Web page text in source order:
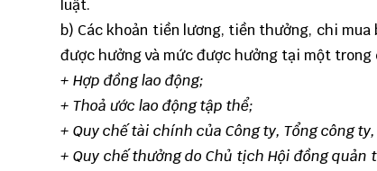
luật.
b) Các khoản tiền lương, tiền thưởng, chi
được hưởng và mức được hưởng tại một trong
+ Hợp đồng lao động;
+ Thoả ước lao động tập thể;
+ Quy chế tài chính của Công ty, Tổng công
+ Quy chế thưởng do Chủ tịch Hội đồng